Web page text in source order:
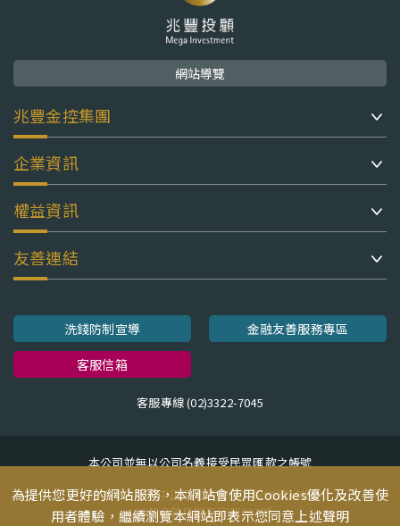
網站導覽
兆豐金控集團
企業資訊
權益資訊
友善連結
洗錢防制宣導
金融友善服務專區
客服信箱
客服專線 (02)3322-7045
本公司並無以公司名義接受民眾匯款之帳號
地址：台北市中正區忠孝東路二段95號10樓
110年金管投顧新字第033號
為提供您更好的網站服務，本網站會使用Cookies優化及改善使
用者體驗，繼續瀏覽本網站即表示您同意上述聲明